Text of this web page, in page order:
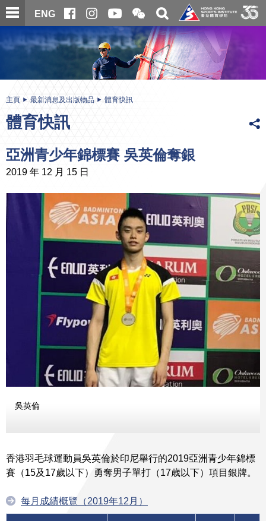
跳
至
內
ENG
開
合
微
信
二
維
碼
關
搜
尋
内
主頁 最新消息及出版物品 體育快訊
體育快訊
亞洲青少年錦標賽 吳英倫奪銀
2019 年 12 月 15 日
吳英倫
香港羽毛球運動員吳英倫於印尼舉行的2019亞洲青少年錦標
賽（15及17歲以下）勇奪男子單打（17歳以下）項目銀牌。
每月成績概覽（2019年12月）